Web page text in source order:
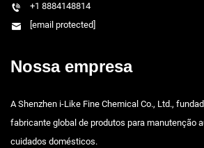
+1 8884148814
[email protected]
Nossa empresa
A Shenzhen i-Like Fine Chemical Co., Ltd.,
fabricante global de produtos para manutenção
cuidados domésticos.